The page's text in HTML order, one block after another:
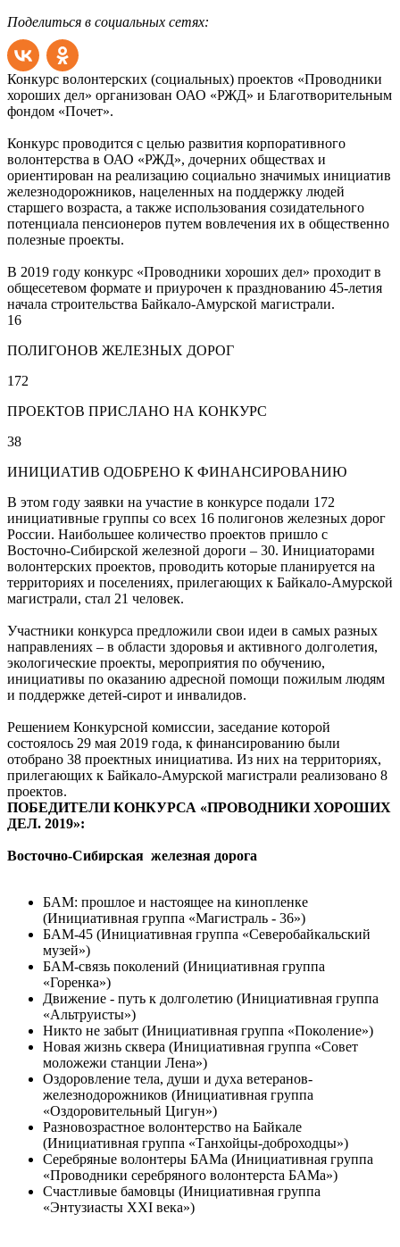
Поделиться в социальных сетях:
Конкурс волонтерских (социальных) проектов «Проводники
хороших дел» организован ОАО «РЖД» и Благотворительным
фондом «Почет».
Конкурс проводится с целью развития корпоративного
волонтерства в ОАО «РЖД», дочерних обществах и
ориентирован на реализацию социально значимых инициатив
железнодорожников, нацеленных на поддержку людей
старшего возраста, а также использования созидательного
потенциала пенсионеров путем вовлечения их в общественно
полезные проекты.
В 2019 году конкурс «Проводники хороших дел» проходит в
общесетевом формате и приурочен к празднованию 45-летия
начала строительства Байкало-Амурской магистрали.
16
ПОЛИГОНОВ ЖЕЛЕЗНЫХ ДОРОГ
172
ПРОЕКТОВ ПРИСЛАНО НА КОНКУРС
38
ИНИЦИАТИВ ОДОБРЕНО К ФИНАНСИРОВАНИЮ
В этом году заявки на участие в конкурсе подали 172
инициативные группы со всех 16 полигонов железных дорог
России. Наибольшее количество проектов пришло с
Восточно-Сибирской железной дороги – 30. Инициаторами
волонтерских проектов, проводить которые планируется на
территориях и поселениях, прилегающих к Байкало-Амурской
магистрали, стал 21 человек.
Участники конкурса предложили свои идеи в самых разных
направлениях – в области здоровья и активного долголетия,
экологические проекты, мероприятия по обучению,
инициативы по оказанию адресной помощи пожилым людям
и поддержке детей-сирот и инвалидов.
Решением Конкурсной комиссии, заседание которой
состоялось 29 мая 2019 года, к финансированию были
отобрано 38 проектных инициатива. Из них на территориях,
прилегающих к Байкало-Амурской магистрали реализовано 8
проектов.
ПОБЕДИТЕЛИ КОНКУРСА «ПРОВОДНИКИ ХОРОШИХ
ДЕЛ. 2019»:
Восточно-Сибирская железная дорога
БАМ: прошлое и настоящее на кинопленке
(Инициативная группа «Магистраль - 36»)
БАМ-45 (Инициативная группа «Северобайкальский
музей»)
БАМ-связь поколений (Инициативная группа
«Горенка»)
Движение - путь к долголетию (Инициативная группа
«Альтруисты»)
Никто не забыт (Инициативная группа «Поколение»)
Новая жизнь сквера (Инициативная группа «Совет
моложежи станции Лена»)
Оздоровление тела, души и духа ветеранов-
железнодорожников (Инициативная группа
«Оздоровительный Цигун»)
Разновозрастное волонтерство на Байкале
(Инициативная группа «Танхойцы-доброходцы»)
Серебряные волонтеры БАМа (Инициативная группа
«Проводники серебряного волонтерста БАМа»)
Счастливые бамовцы (Инициативная группа
«Энтузиасты XXI века»)